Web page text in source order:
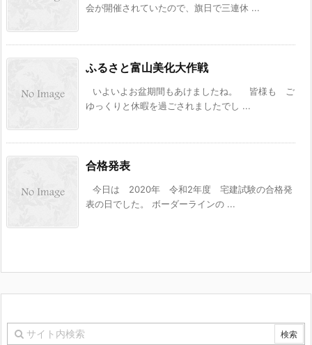
会が開催されていたので、旗日で三連休 ...
ふるさと富山美化大作戦
いよいよお盆期間もあけましたね。 皆様も ご
ゆっくりと休暇を過ごされましたでし ...
合格発表
今日は 2020年 令和2年度 宅建試験の合格発
表の日でした。 ボーダーラインの ...